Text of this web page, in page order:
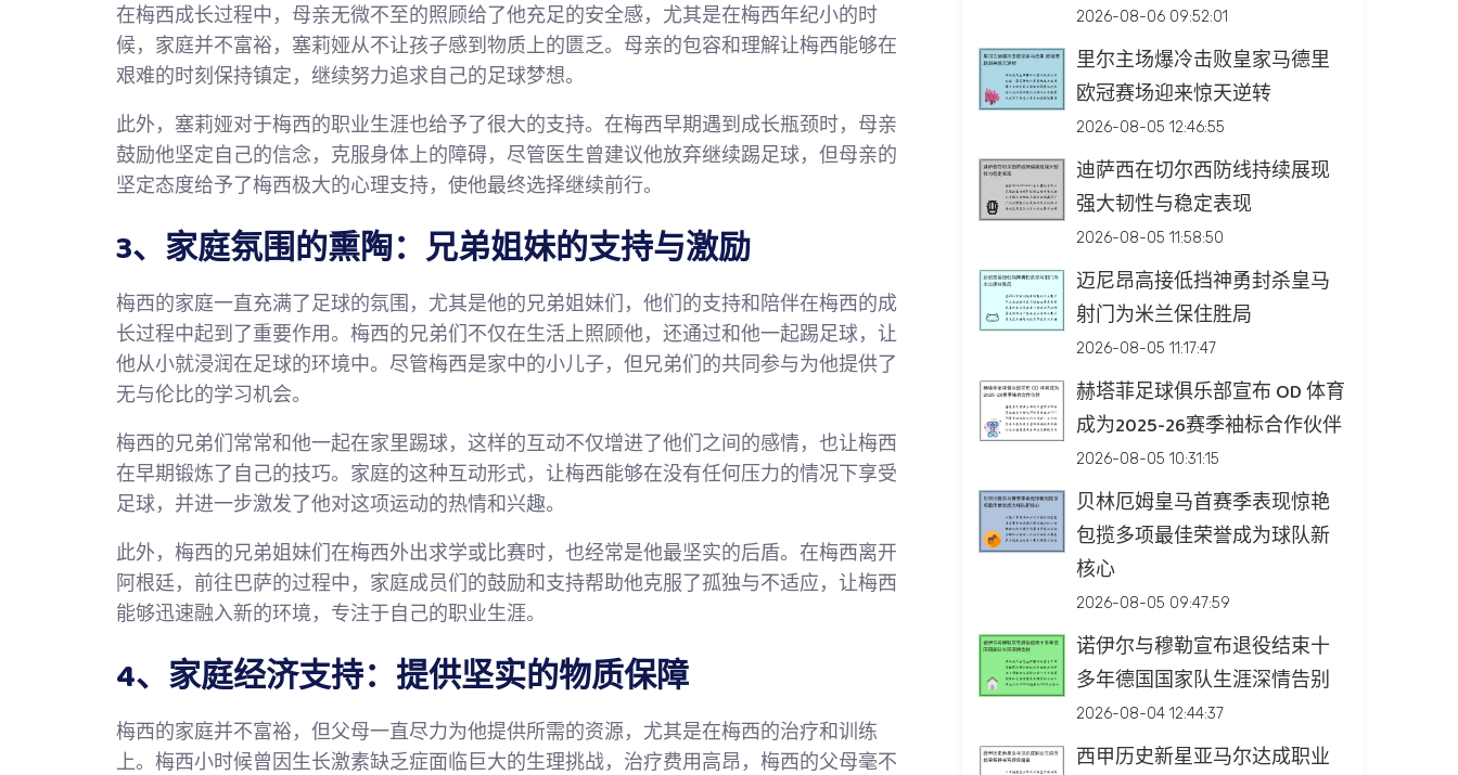
在梅西成长过程中，母亲无微不至的照顾给了他充足的安全感，尤其是在梅西年纪小的时
候，家庭并不富裕，塞莉娅从不让孩子感到物质上的匮乏。母亲的包容和理解让梅西能够在
艰难的时刻保持镇定，继续努力追求自己的足球梦想。
此外，塞莉娅对于梅西的职业生涯也给予了很大的支持。在梅西早期遇到成长瓶颈时，母亲
鼓励他坚定自己的信念，克服身体上的障碍，尽管医生曾建议他放弃继续踢足球，但母亲的
坚定态度给予了梅西极大的心理支持，使他最终选择继续前行。
3、家庭氛围的熏陶：兄弟姐妹的支持与激励
梅西的家庭一直充满了足球的氛围，尤其是他的兄弟姐妹们，他们的支持和陪伴在梅西的成
长过程中起到了重要作用。梅西的兄弟们不仅在生活上照顾他，还通过和他一起踢足球，让
他从小就浸润在足球的环境中。尽管梅西是家中的小儿子，但兄弟们的共同参与为他提供了
无与伦比的学习机会。
梅西的兄弟们常常和他一起在家里踢球，这样的互动不仅增进了他们之间的感情，也让梅西
在早期锻炼了自己的技巧。家庭的这种互动形式，让梅西能够在没有任何压力的情况下享受
足球，并进一步激发了他对这项运动的热情和兴趣。
此外，梅西的兄弟姐妹们在梅西外出求学或比赛时，也经常是他最坚实的后盾。在梅西离开
阿根廷，前往巴萨的过程中，家庭成员们的鼓励和支持帮助他克服了孤独与不适应，让梅西
能够迅速融入新的环境，专注于自己的职业生涯。
4、家庭经济支持：提供坚实的物质保障
梅西的家庭并不富裕，但父母一直尽力为他提供所需的资源，尤其是在梅西的治疗和训练
上。梅西小时候曾因生长激素缺乏症面临巨大的生理挑战，治疗费用高昂，梅西的父母毫不
2026-08-06 09:52:01
里尔主场爆冷击败皇家马德里
欧冠赛场迎来惊天逆转
2026-08-05 12:46:55
迪萨西在切尔西防线持续展现
强大韧性与稳定表现
2026-08-05 11:58:50
迈尼昂高接低挡神勇封杀皇马
射门为米兰保住胜局
2026-08-05 11:17:47
赫塔菲足球俱乐部宣布 OD 体育
成为2025-26赛季袖标合作伙伴
2026-08-05 10:31:15
贝林厄姆皇马首赛季表现惊艳
包揽多项最佳荣誉成为球队新
核心
2026-08-05 09:47:59
诺伊尔与穆勒宣布退役结束十
多年德国国家队生涯深情告别
2026-08-04 12:44:37
西甲历史新星亚马尔达成职业